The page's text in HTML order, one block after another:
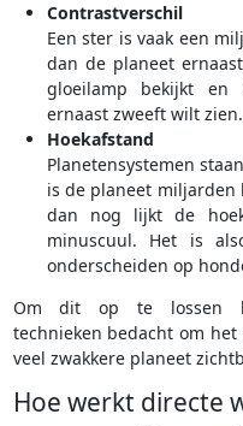
Contrastverschil
Een ster is vaak een
dan de planeet
gloeilamp bekijkt en
ernaast zweeft wilt zien.
Hoekafstand
Planetensystemen
is de planeet
dan nog lijkt de
minuscuul. Het is
onderscheiden op
Om dit op te lossen
technieken bedacht om
veel zwakkere planeet
Hoe werkt directe